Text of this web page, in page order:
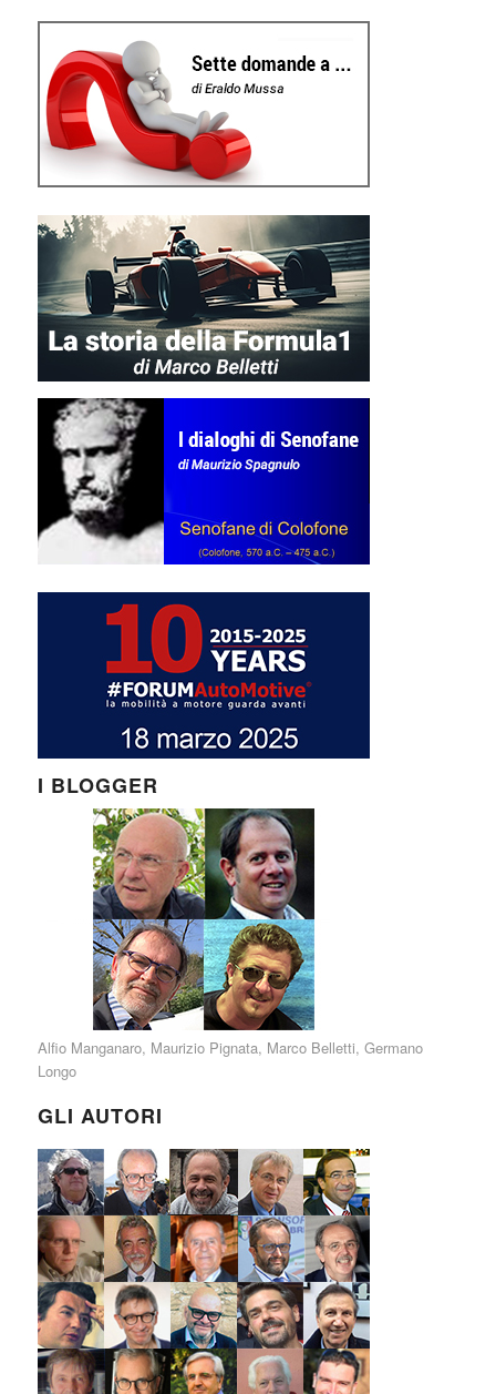
I BLOGGER
Alfio Manganaro, Maurizio Pignata, Marco Belletti, Germano
Longo
GLI AUTORI